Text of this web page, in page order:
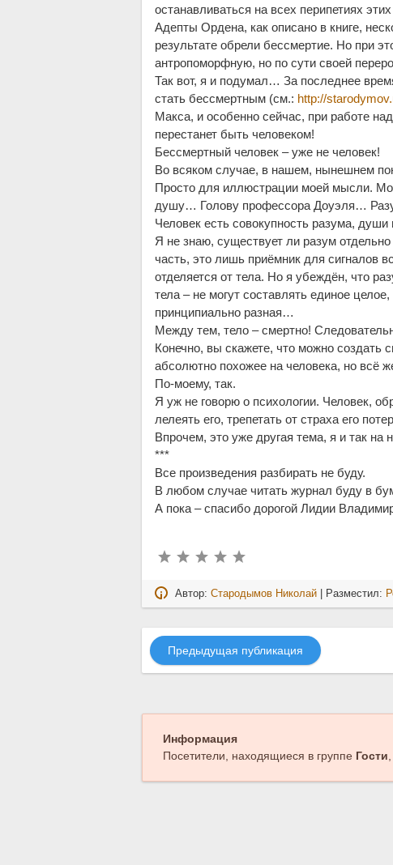
останавливаться на всех перипетиях
Адепты Ордена, как описано в книге,
результате обрели бессмертие. Но при
антропоморфную, но по сути своей
Так вот, я и подумал… За последнее
стать бессмертным (см.: http://
Макса, и особенно сейчас, при работе
перестанет быть человеком!
Бессмертный человек – уже не человек!
Во всяком случае, в нашем, нынешнем
Просто для иллюстрации моей мысли.
душу… Голову профессора Доуэля…
Человек есть совокупность разума, души
Я не знаю, существует ли разум
часть, это лишь приёмник для сигналов
отделяется от тела. Но я убеждён, что
тела – не могут составлять единое
принципиально разная…
Между тем, тело – смертно!
Конечно, вы скажете, что можно создать
абсолютно похожее на человека, но всё
По-моему, так.
Я уж не говорю о психологии. Человек,
лелеять его, трепетать от страха его
Впрочем, это уже другая тема, я и так на
***
Все произведения разбирать не буду.
В любом случае читать журнал буду в
А пока – спасибо дорогой Лидии
Автор:Стародымов Николай | Разместил:
Предыдущая публикация
Информация
Посетители, находящиеся в группе Гости